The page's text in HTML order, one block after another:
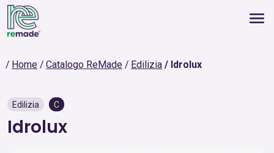
Home Catalogo ReMade Edilizia Idrolux
Edilizia C
Idrolux